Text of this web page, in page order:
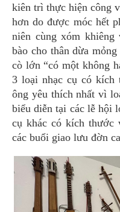
kiên trì thực hiện công
hơn do được móc hết
niên cùng xóm khiêng
bào cho thân dừa
cò lớn “có một không
3 loại nhạc cụ có kích
ông yêu thích nhất vì
biểu diễn tại các lễ hội
cụ khác có kích thước
các buổi giao lưu đờn